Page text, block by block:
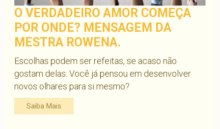
O VERDADEIRO AMOR COMEÇA
POR ONDE? MENSAGEM DA
MESTRA ROWENA.
Escolhas podem ser refeitas, se acaso não
gostam delas. Você já pensou em desenvolver
novos olhares para si mesmo?
Saiba Mais